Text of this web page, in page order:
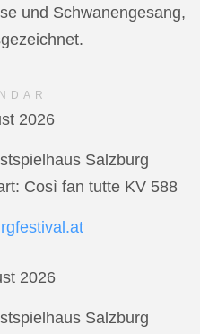
und Schwanengesang,
2026
Salzburg
Così fan tutte KV 588
2026
Salzburg